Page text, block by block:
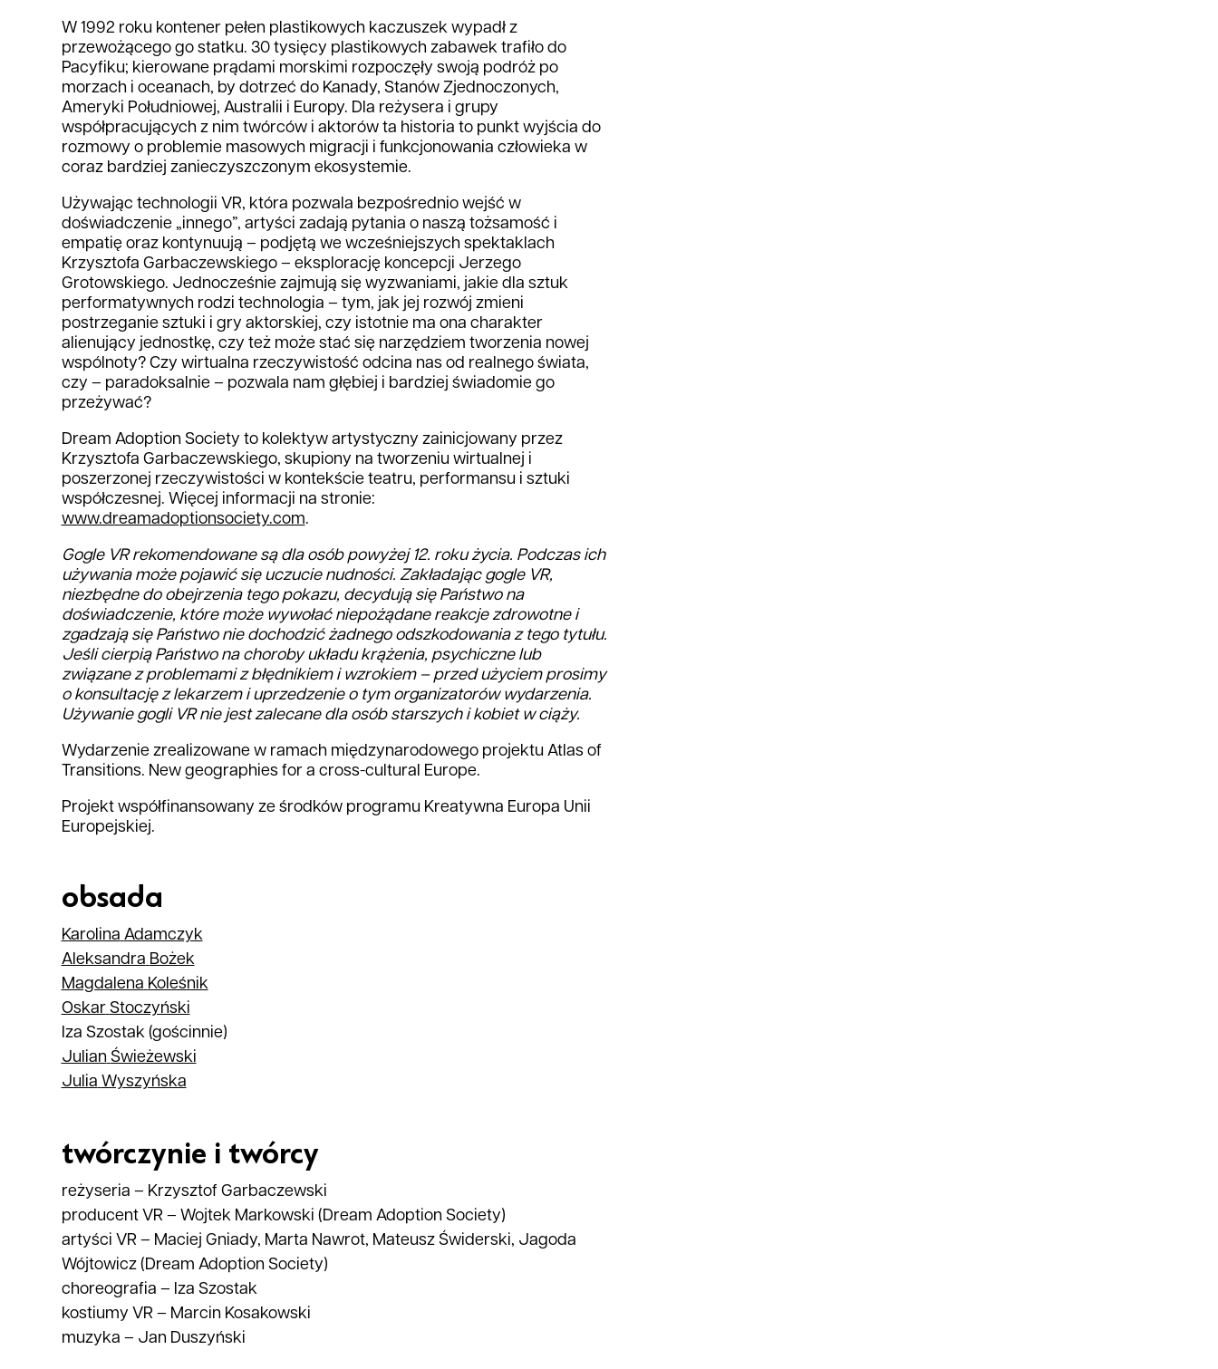
W 1992 roku kontener pełen plastikowych kaczuszek wypadł z
przewożącego go statku. 30 tysięcy plastikowych zabawek trafiło do
Pacyfiku; kierowane prądami morskimi rozpoczęły swoją podróż po
morzach i oceanach, by dotrzeć do Kanady, Stanów Zjednoczonych,
Ameryki Południowej, Australii i Europy. Dla reżysera i grupy
współpracujących z nim twórców i aktorów ta historia to punkt wyjścia do
rozmowy o problemie masowych migracji i funkcjonowania człowieka w
coraz bardziej zanieczyszczonym ekosystemie.
Używając technologii VR, która pozwala bezpośrednio wejść w
doświadczenie „innego”, artyści zadają pytania o naszą tożsamość i
empatię oraz kontynuują – podjętą we wcześniejszych spektaklach
Krzysztofa Garbaczewskiego – eksplorację koncepcji Jerzego
Grotowskiego. Jednocześnie zajmują się wyzwaniami, jakie dla sztuk
performatywnych rodzi technologia – tym, jak jej rozwój zmieni
postrzeganie sztuki i gry aktorskiej, czy istotnie ma ona charakter
alienujący jednostkę, czy też może stać się narzędziem tworzenia nowej
wspólnoty? Czy wirtualna rzeczywistość odcina nas od realnego świata,
czy – paradoksalnie – pozwala nam głębiej i bardziej świadomie go
przeżywać?
Dream Adoption Society to kolektyw artystyczny zainicjowany przez
Krzysztofa Garbaczewskiego, skupiony na tworzeniu wirtualnej i
poszerzonej rzeczywistości w kontekście teatru, performansu i sztuki
współczesnej. Więcej informacji na stronie:
www.dreamadoptionsociety.com.
Gogle VR rekomendowane są dla osób powyżej 12. roku życia. Podczas ich
używania może pojawić się uczucie nudności. Zakładając gogle VR,
niezbędne do obejrzenia tego pokazu, decydują się Państwo na
doświadczenie, które może wywołać niepożądane reakcje zdrowotne i
zgadzają się Państwo nie dochodzić żadnego odszkodowania z tego tytułu.
Jeśli cierpią Państwo na choroby układu krążenia, psychiczne lub
związane z problemami z błędnikiem i wzrokiem – przed użyciem prosimy
o konsultację z lekarzem i uprzedzenie o tym organizatorów wydarzenia.
Używanie gogli VR nie jest zalecane dla osób starszych i kobiet w ciąży.
Wydarzenie zrealizowane w ramach międzynarodowego projektu Atlas of
Transitions. New geographies for a cross-cultural Europe.
Projekt współfinansowany ze środków programu Kreatywna Europa Unii
Europejskiej.
obsada
Karolina Adamczyk
Aleksandra Bożek
Magdalena Koleśnik
Oskar Stoczyński
Iza Szostak(gościnnie)
Julian Świeżewski
Julia Wyszyńska
twórczynie i twórcy
reżyseria – Krzysztof Garbaczewski
producent VR – Wojtek Markowski (Dream Adoption Society)
artyści VR – Maciej Gniady, Marta Nawrot, Mateusz Świderski, Jagoda
Wójtowicz (Dream Adoption Society)
choreografia – Iza Szostak
kostiumy VR – Marcin Kosakowski
muzyka – Jan Duszyński